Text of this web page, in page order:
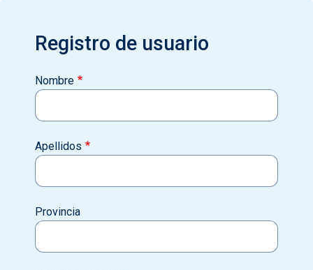
Registro de usuario
Nombre
Apellidos
Provincia